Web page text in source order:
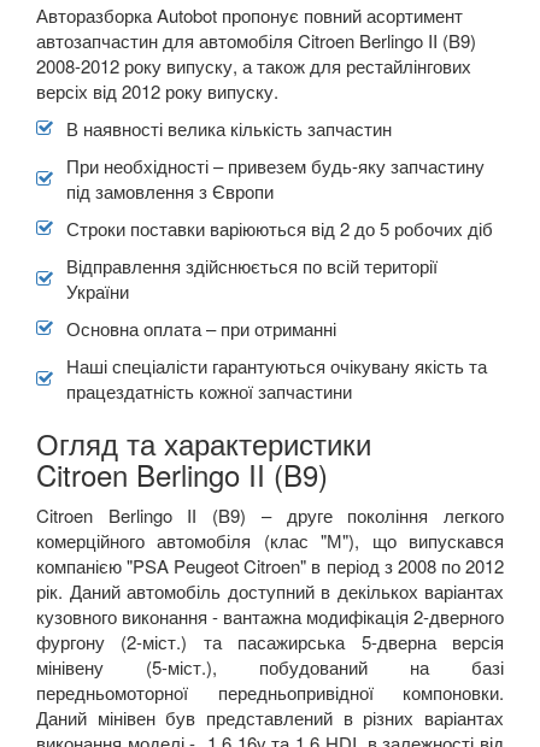
Авторазборка Autobot пропонує повний асортимент
автозапчастин для автомобіля Citroen Berlingo II (B9)
2008-2012 року випуску, а також для рестайлінгових
версіх від 2012 року випуску.
В наявності велика кількість запчастин
При необхідності – привезем будь-яку запчастину
під замовлення з Європи
Строки поставки варіюються від 2 до 5 робочих діб
Відправлення здійснюється по всій території
України
Основна оплата – при отриманні
Наші спеціалісти гарантуються очікувану якість та
працездатність кожної запчастини
Огляд та характеристики
Citroen Berlingo II (B9)
Citroen Berlingo IІ (B9) – друге покоління легкого
комерційного автомобіля (клас "М"), що випускався
компанією "PSA Peugeot Citroen" в період з 2008 по 2012
рік. Даний автомобіль доступний в декількох варіантах
кузовного виконання - вантажна модифікація 2-дверного
фургону (2-міст.) та пасажирська 5-дверна версія
мінівену (5-міст.), побудований на базі
передньомоторної передньопривідної компоновки.
Даний мінівен був представлений в різних варіантах